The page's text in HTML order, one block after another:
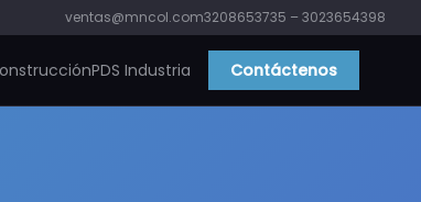
ventas@mncol.com3208653735 – 3023654398
PDS Industria Contáctenos